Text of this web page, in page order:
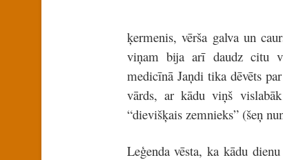
ķermenis, vērša galva un
viņam bija arī daudz citu
medicīnā Jaņdi tika dēvēts
vārds, ar kādu viņš
“dievišķais zemnieks” (šeņ
Leģenda vēsta, ka kādu